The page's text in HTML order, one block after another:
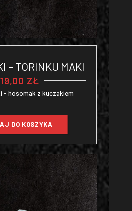
– TORINKU MAKI
19,00 ZŁ
- hosomak z kuczakiem
DO KOSZYKA